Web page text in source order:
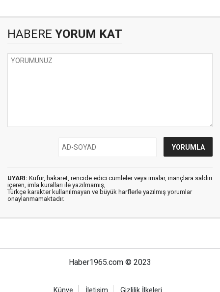
HABERE YORUM KAT
UYARI: Küfür, hakaret, rencide edici cümleler veya imalar, inançlara saldırı
içeren, imla kuralları ile yazılmamış,
Türkçe karakter kullanılmayan ve büyük harflerle yazılmış yorumlar
onaylanmamaktadır.
Haber1965.com © 2023
Künye İletişim Gizlilik İlkeleri